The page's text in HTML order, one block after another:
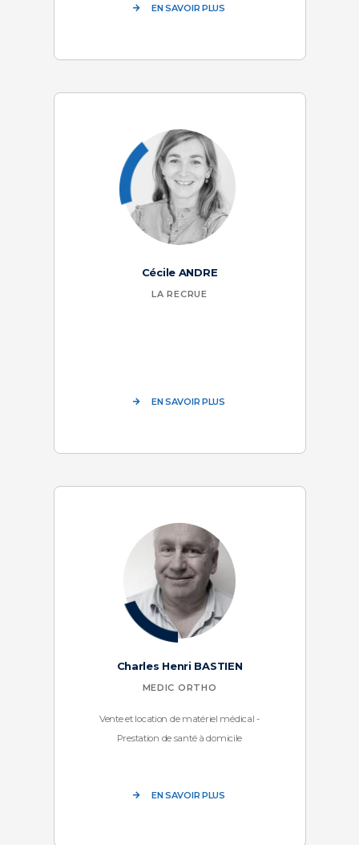
EN SAVOIR PLUS
Cécile ANDRE
LA RECRUE
EN SAVOIR PLUS
Charles Henri BASTIEN
MEDIC ORTHO
Vente et location de matériel médical -
Prestation de santé à domicile
EN SAVOIR PLUS